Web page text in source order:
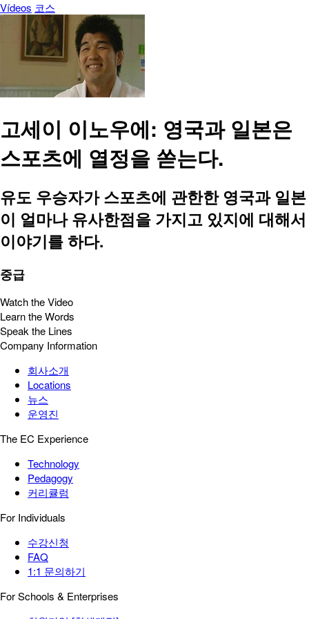
Vídeos 코스
고세이 이노우에: 영국과 일본은
스포츠에 열정을 쏟는다.
유도 우승자가 스포츠에 관한한 영국과 일본
이 얼마나 유사한점을 가지고 있지에 대해서
이야기를 하다.
중급
Watch the Video
Learn the Words
Speak the Lines
Company Information
회사소개
Locations
뉴스
운영진
The EC Experience
Technology
Pedagogy
커리큘럼
For Individuals
수강신청
FAQ
1:1 문의하기
For Schools & Enterprises